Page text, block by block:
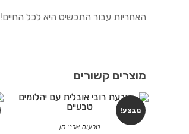
האחריות עבור התכשיט היא לכל החיים!
מוצרים קשורים
מבצע!
טבעות אבני חן